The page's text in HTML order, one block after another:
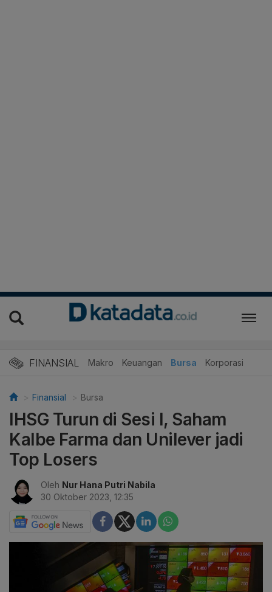
FINANSIAL Makro Keuangan Bursa Korporasi
Finansial Bursa
IHSG Turun di Sesi I, Saham
Kalbe Farma dan Unilever jadi
Top Losers
Oleh Nur Hana Putri Nabila
30 Oktober 2023, 12:35